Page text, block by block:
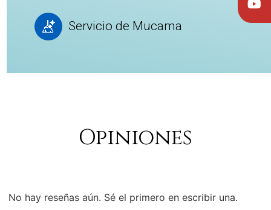
Servicio de Mucama
Opiniones
No hay reseñas aún. Sé el primero en escribir una.